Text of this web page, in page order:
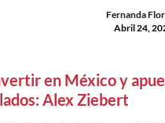
Fernanda
Abril 24,
en México y
Alex Ziebert